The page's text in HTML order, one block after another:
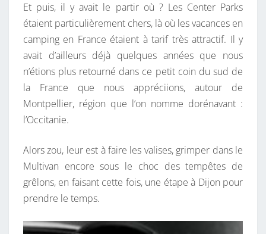
O
C
C
I
T
A
N
Et puis, il y avait le partir où ? Les Center Parks
étaient particulièrement chers, là où les vacances en
camping en France étaient à tarif très attractif. Il y
avait d’ailleurs déjà quelques années que nous
n’étions plus retourné dans ce petit coin du sud de
la France que nous appréciions, autour de
Montpellier, région que l’on nomme dorénavant :
l’Occitanie.
Alors zou, leur est à faire les valises, grimper dans le
Multivan encore sous le choc des tempêtes de
grêlons, en faisant cette fois, une étape à Dijon pour
prendre le temps.